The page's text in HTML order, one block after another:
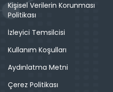
Kişisel Verilerin Korunması
Politikası
İzleyici Temsilcisi
Kullanım Koşulları
Aydınlatma Metni
Çerez Politikası